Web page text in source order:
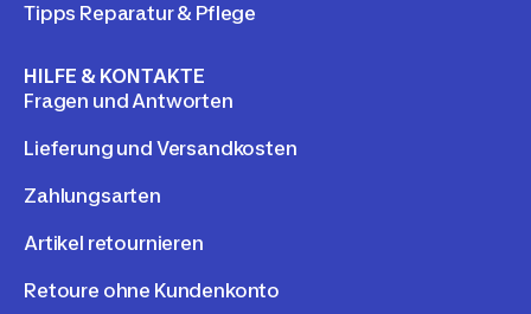
Tipps Reparatur & Pflege
HILFE & KONTAKTE
Fragen und Antworten
Lieferung und Versandkosten
Zahlungsarten
Artikel retournieren
Retoure ohne Kundenkonto